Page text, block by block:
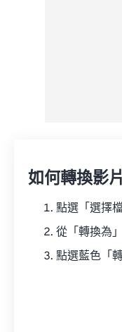
如何轉換影
點選「選擇
從「轉換為
點選藍色「